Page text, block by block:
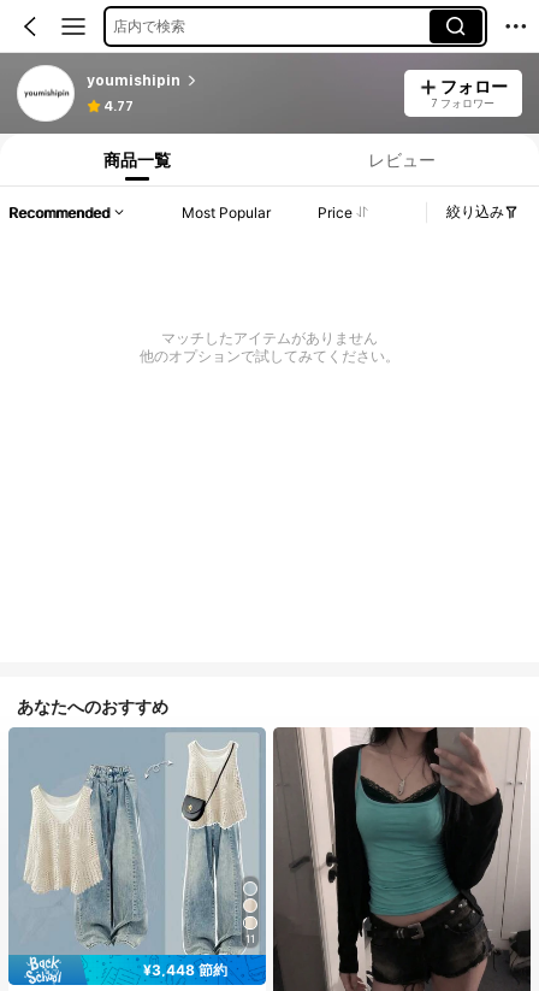
店内で検索
youmishipin
4.77
フォロー
7 フォロワー
商品一覧 レビュー
Recommended Most Popular Price 絞り込み
マッチしたアイテムがありません
他のオプションで試してみてください。
あなたへのおすすめ
11
¥3,448 節約